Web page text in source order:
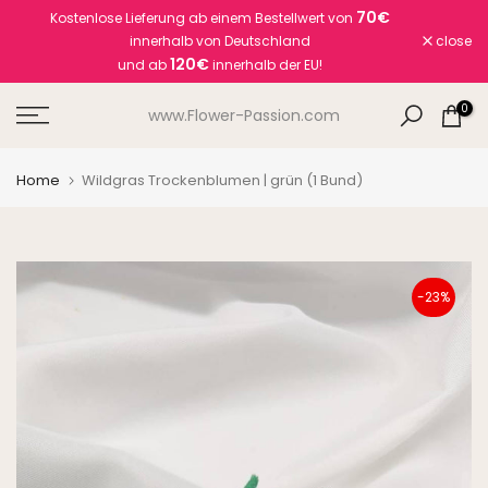
Kostenlose Lieferung ab einem Bestellwert von 70€
innerhalb von Deutschland
und ab120€innerhalb der EU!
close
www.Flower-Passion.com 0
Home Wildgras Trockenblumen | grün (1 Bund)
-23%